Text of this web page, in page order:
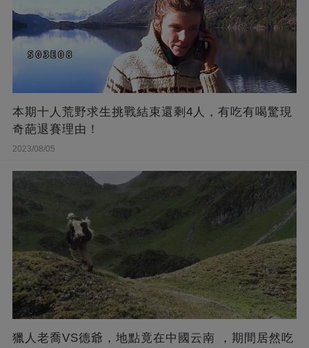
本期十人荒野求生挑戰結束還剩4人，有吃有喝驚現
奇葩退賽理由！
2023/08/05
獵人老喬VS德爺，地點竟在中國云南 ，期間居然吃